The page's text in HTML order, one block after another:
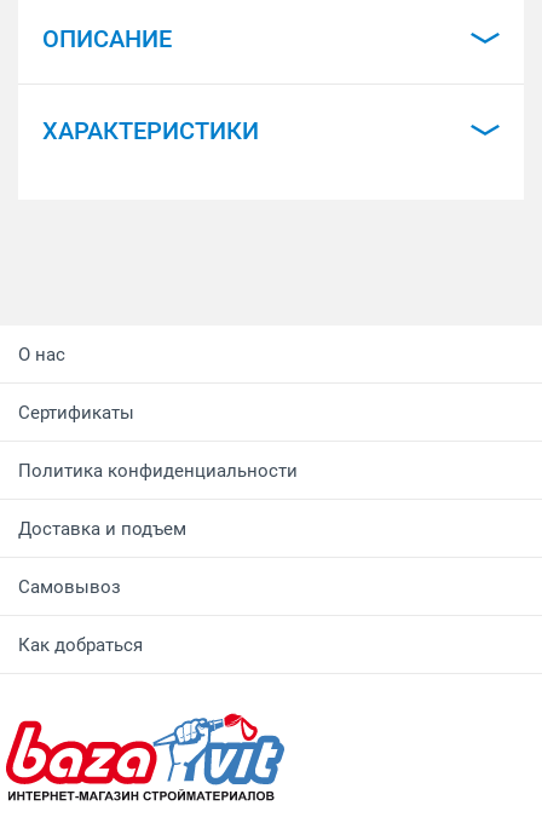
ОПИСАНИЕ
ХАРАКТЕРИСТИКИ
О нас
Сертификаты
Политика конфиденциальности
Доставка и подъем
Самовывоз
Как добраться